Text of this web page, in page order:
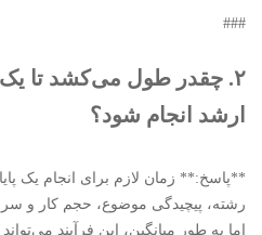
###
۲. چقدر طول می‌کشد تا یک
ارشد انجام شود؟
**پاسخ:** زمان لازم برای انجام یک
رشته، پیچیدگی موضوع، حجم کار و